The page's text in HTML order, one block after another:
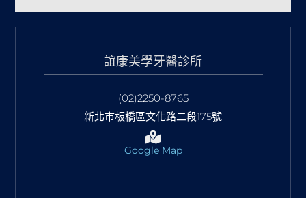
誼康美學牙醫診所
(02)2250-8765
新北市板橋區文化路二段175號
Google Map